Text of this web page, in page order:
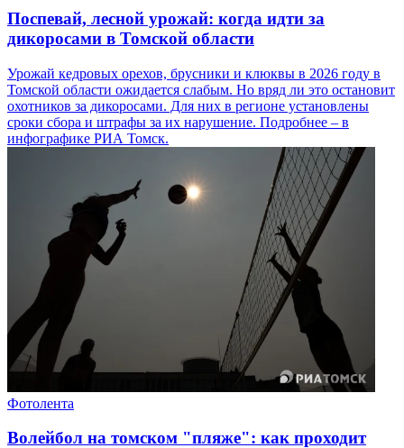
Поспевай, лесной урожай: когда идти за
дикоросами в Томской области
Урожай кедровых орехов, брусники и клюквы в 2026 году в
Томской области ожидается слабым. Но вряд ли это остановит
охотников за дикоросами. Для них в регионе установлены
сроки сбора и штрафы за их нарушение. Подробнее – в
инфографике РИА Томск.
Фотолента
Волейбол на томском "пляже": как проходит